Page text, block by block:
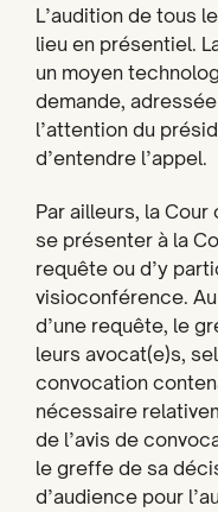
L’audition de tous
lieu en présentiel.
un moyen
demande,
l’attention du
d’entendre l’appel.
Par ailleurs, la
se présenter à la
requête ou d’y
visioconférence.
d’une requête, le
leurs avocat(e)s,
convocation
nécessaire
de l’avis de
le greffe de sa
d’audience pour